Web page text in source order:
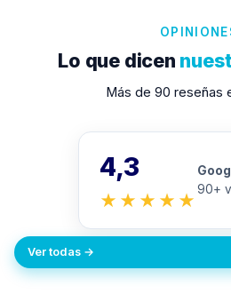
Lo que dicen
Más de 90 reseñas
4,3
★★★★★
90+
Ver todas →